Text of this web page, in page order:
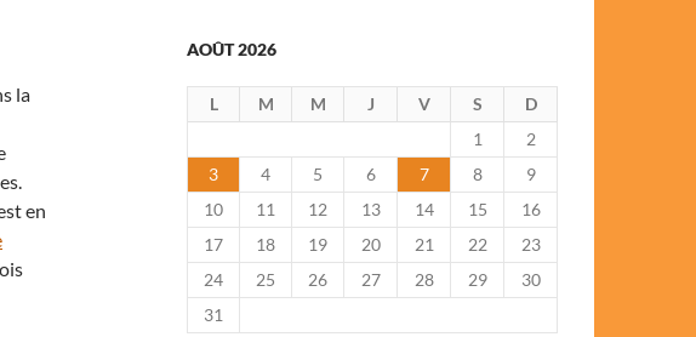
la
en
AOÛT 2026
L M M J V S
D
1
2
3
4 5 6 7 8
9
10
11 12 13 14 15
16
17
18 19 20 21 22
23
24
25 26 27 28 29
30
31